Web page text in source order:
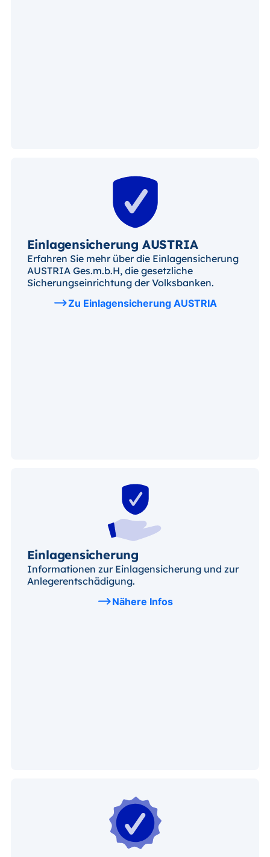
Einlagensicherung AUSTRIA
Erfahren Sie mehr über die Einlagensicherung
AUSTRIA Ges.m.b.H, die gesetzliche
Sicherungseinrichtung der Volksbanken.
Zu Einlagensicherung AUSTRIA
Einlagensicherung
Informationen zur Einlagensicherung und zur
Anlegerentschädigung.
Nähere Infos